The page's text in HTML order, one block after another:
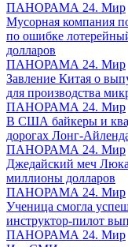
ПАНОРАМА 24. Мир
Мусорная компания
по ошибке
долларов
ПАНОРАМА 24. Мир
Завление Китая о
для производства
ПАНОРАМА 24. Мир
В США байкеры и
дорогах Лонг-
ПАНОРАМА 24. Мир
Джедайский меч Люка
миллионы долларов
ПАНОРАМА 24. Мир
Ученица смогла
инструктор-пилот
ПАНОРАМА 24. Мир